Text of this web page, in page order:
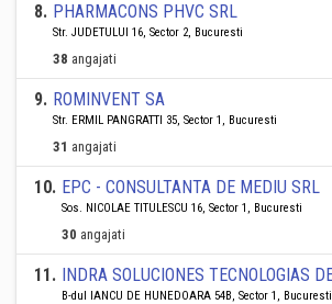
8. PHARMACONS PHVC SRL
Str. JUDETULUI 16, Sector 2, Bucuresti
38 angajati
9. ROMINVENT SA
Str. ERMIL PANGRATTI 35, Sector 1, Bucuresti
31 angajati
10. EPC - CONSULTANTA DE MEDIU SRL
Sos. NICOLAE TITULESCU 16, Sector 1, Bucuresti
30 angajati
11.
B-dul IANCU DE HUNEDOARA 54B, Sector 1, Bucuresti